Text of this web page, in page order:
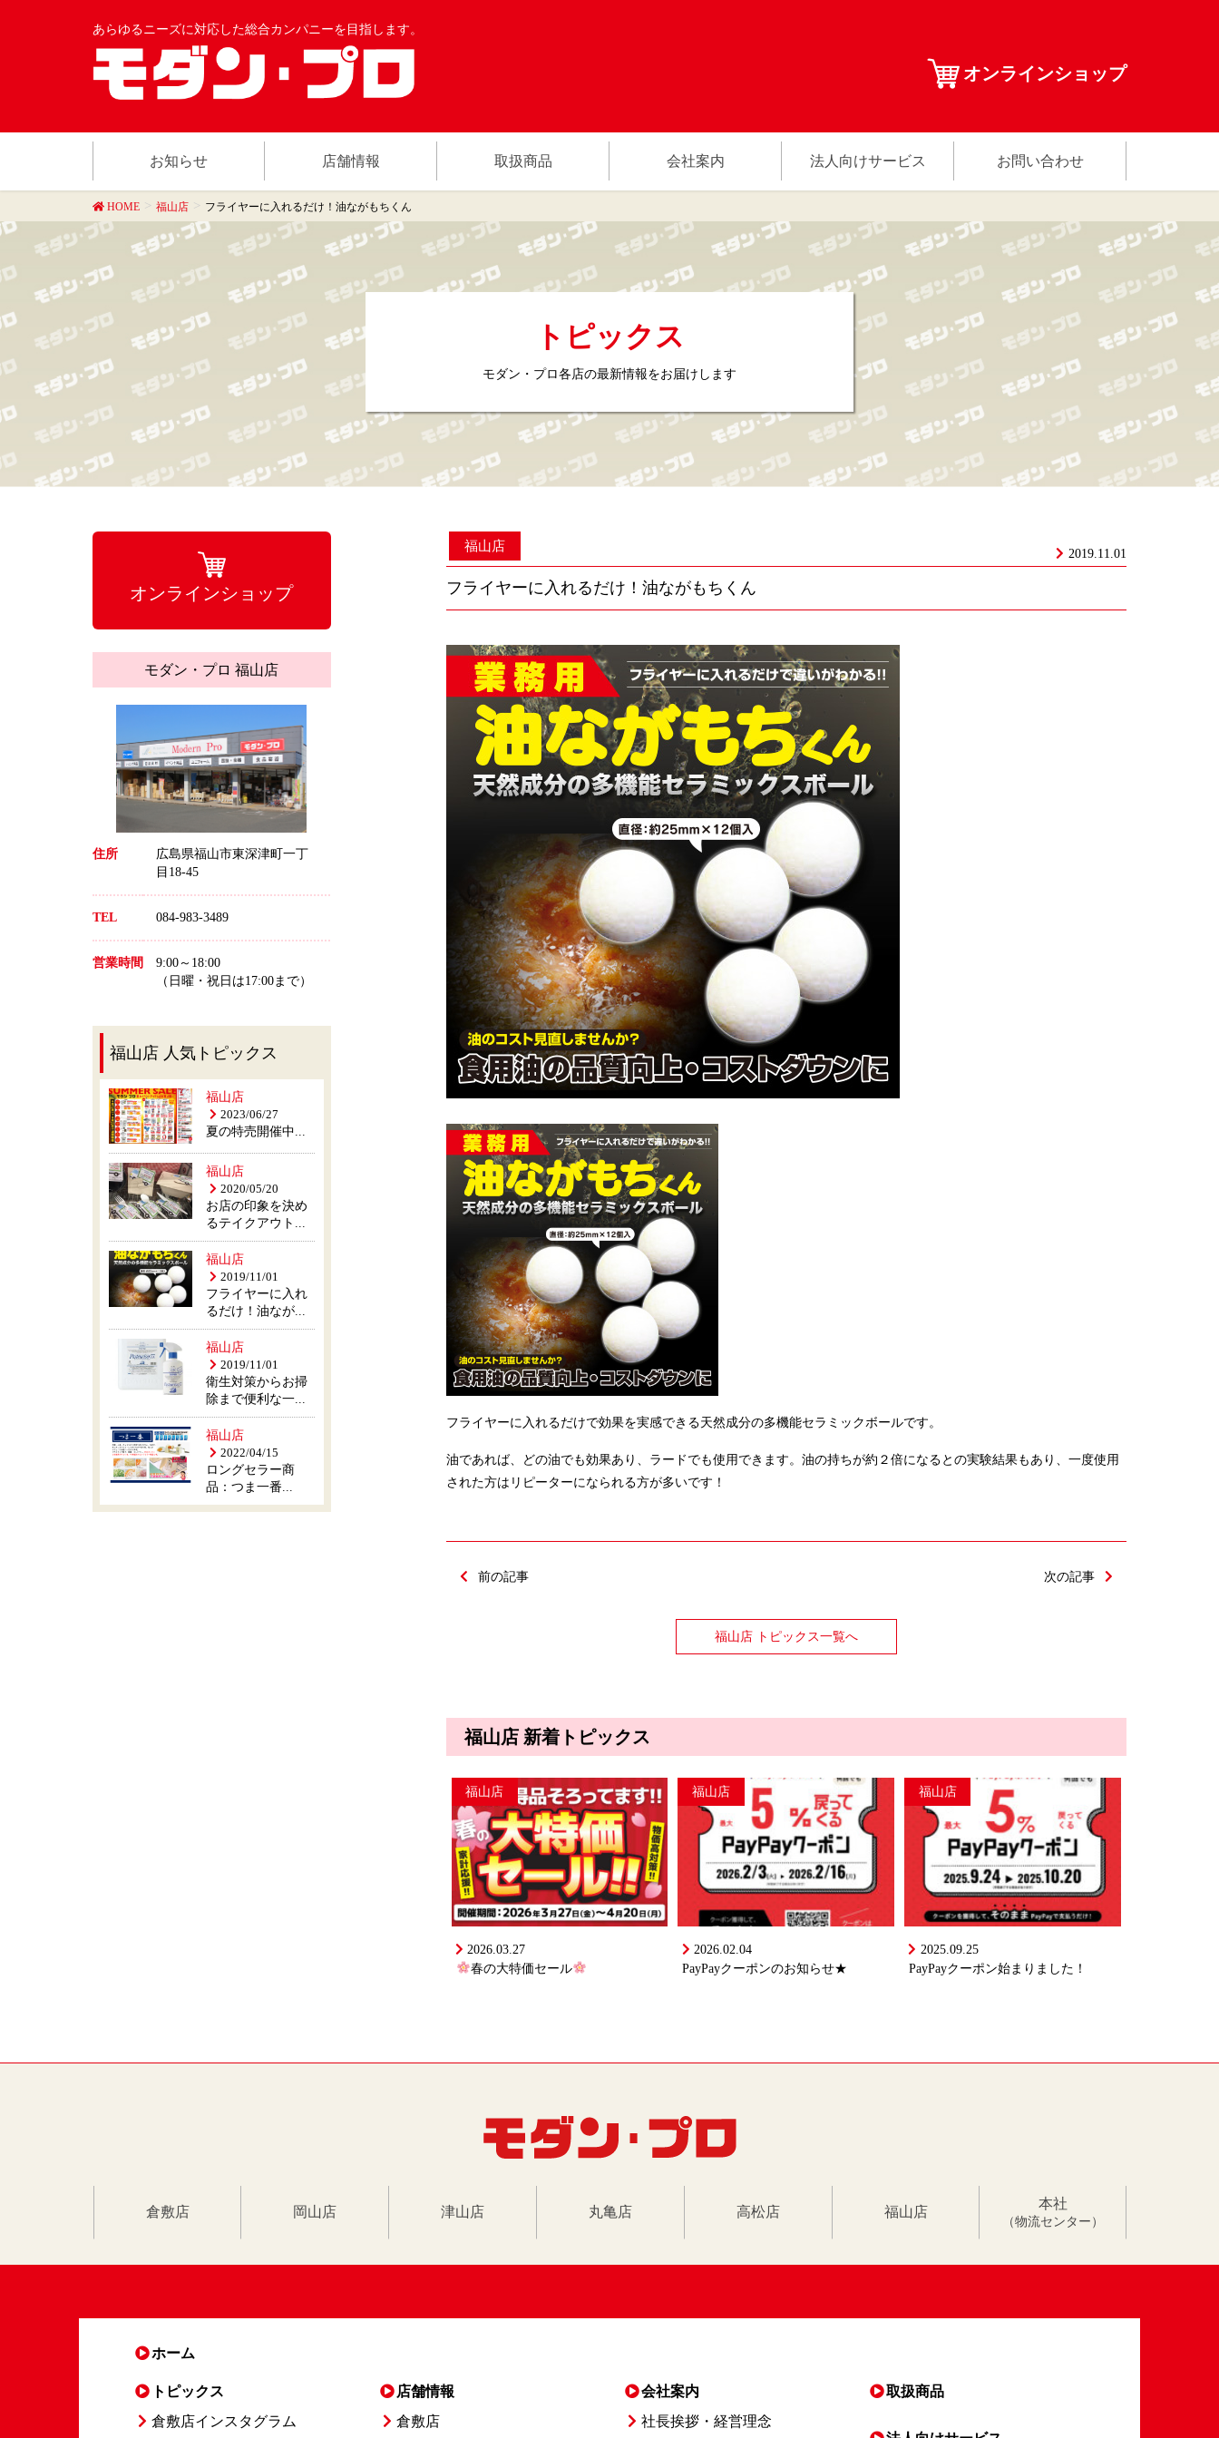
あらゆるニーズに対応した総合カンパニーを目指します。
オンラインショップ
お知らせ 店舗情報 取扱商品 会社案内 法人向けサービス お問い合わせ
HOME 福山店 フライヤーに入れるだけ！油ながもちくん
トピックス
モダン・プロ各店の最新情報をお届けします
2019.11.01
福山店
フライヤーに入れるだけ！油ながもちくん
フライヤーに入れるだけで効果を実感できる天然成分の多機能セラミックボールです。
油であれば、どの油でも効果あり、ラードでも使用できます。油の持ちが約２倍になるとの実験結果もあり、一度使用
された方はリピーターになられる方が多いです！
前の記事 次の記事
福山店 トピックス一覧へ
福山店 新着トピックス
福山店
2026.03.27
春の大特価セール
福山店
2026.02.04
PayPayクーポンのお知らせ★
福山店
2025.09.25
PayPayクーポン始まりました！
オンラインショップ
モダン・プロ 福山店
住所
広島県福山市東深津町一丁
目18-45
TEL 084-983-3489
営業時間
9:00～18:00
（日曜・祝日は17:00まで）
福山店 人気トピックス
福山店
2023/06/27
夏の特売開催中...
福山店
2020/05/20
お店の印象を決め
るテイクアウト...
福山店
2019/11/01
フライヤーに入れ
るだけ！油なが...
福山店
2019/11/01
衛生対策からお掃
除まで便利な一...
福山店
2022/04/15
ロングセラー商
品：つま一番...
倉敷店 岡山店 津山店 丸亀店 高松店 福山店
本社
（物流センター）
ホーム
トピックス
倉敷店インスタグラム
店舗情報
倉敷店
会社案内
社長挨拶・経営理念
取扱商品